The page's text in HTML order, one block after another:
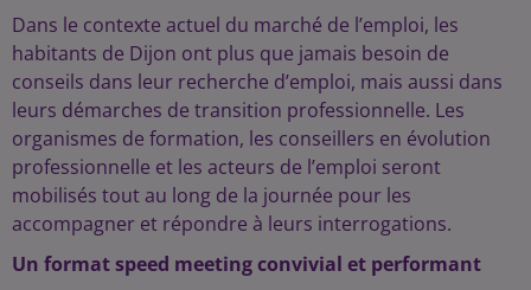
Dans le contexte actuel du marché de l’emploi, les
habitants de Dijon ont plus que jamais besoin de
conseils dans leur recherche d’emploi, mais aussi dans
leurs démarches de transition professionnelle. Les
organismes de formation, les conseillers en évolution
professionnelle et les acteurs de l’emploi seront
mobilisés tout au long de la journée pour les
accompagner et répondre à leurs interrogations.
Un format speed meeting convivial et performant